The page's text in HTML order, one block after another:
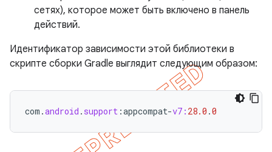
сетях), которое может быть включено в панель
действий.
Идентификатор зависимости этой библиотеки в
скрипте сборки Gradle выглядит следующим образом:
com .android . support :appcompat-v7: 28.0 .0